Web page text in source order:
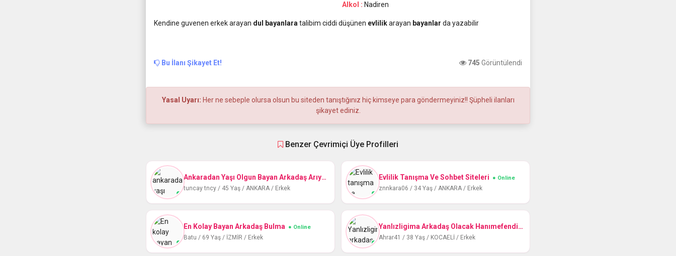
Alkol : Nadiren
Kendine guvenen erkek arayan dul bayanlara talibim ciddi düşünen evlilikarayan bayanlar da yazabilir
Bu İlanı Şikayet Et! 745 Görüntülendi
Yasal Uyarı: Her ne sebeple olursa olsun bu siteden tanıştığınız hiç kimseye para göndermeyiniz!! Şüpheli ilanları
şikayet ediniz.
Benzer Çevrimiçi Üye Profilleri
Ankaradan Yaşı Olgun Bayan Arkadaş Arıyorum ● Online
tuncay tncy / 45 Yaş / ANKARA / Erkek
Evlilik Tanışma Ve Sohbet Siteleri ● Online
znnkara06 / 34 Yaş / ANKARA / Erkek
En Kolay Bayan Arkadaş Bulma ● Online
Batu / 69 Yaş / İZMİR / Erkek
Yanlızligima Arkadaş Olacak Hanımefendileri Bekliyorum
Ahrar41 / 38 Yaş / KOCAELİ / Erkek